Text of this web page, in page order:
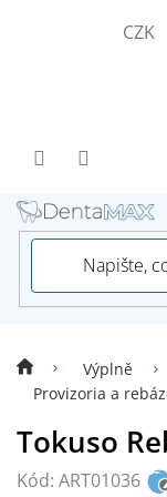
CZK
Výplně
Provizoria a
Tokuso
Kód: ART01036